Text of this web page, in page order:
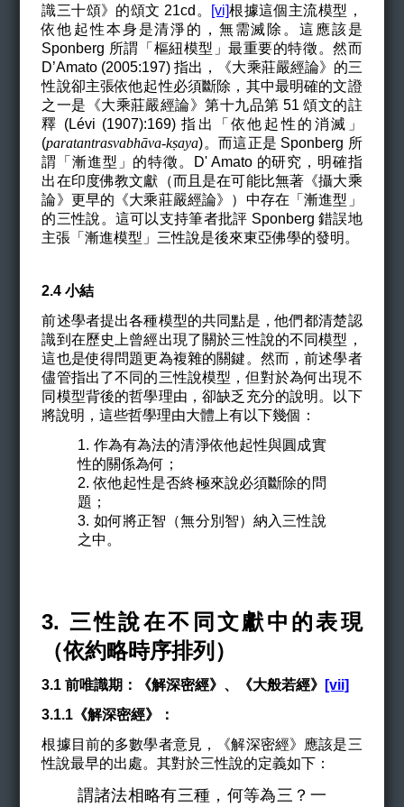
識三十頌》的頌文 21cd。
[vi]根據這個主流模型，
依他起性本身是清淨的，無需滅除。這應該是
Sponberg 所謂「樞紐模型」最重要的特徵。然而
D’Amato (2005:197) 指出，《大乘莊嚴經論》的三
性說卻主張依他起性必須斷除，其中最明確的文證
之一是《大乘莊嚴經論》第十九品第 51 頌文的註
釋 (Lévi (1907):169) 指出「依他起性的消滅」
(paratantrasvabhāva-kṣaya)。而這正是 Sponberg 所
謂「漸進型」的特徵。D' Amato 的研究，明確指
出在印度佛教文獻（而且是在可能比無著《攝大乘
論》更早的《大乘莊嚴經論》）中存在「漸進型」
的三性說。這可以支持筆者批評 Sponberg 錯誤地
主張「漸進模型」三性說是後來東亞佛學的發明。
2.4 小結
前述學者提出各種模型的共同點是，他們都清楚認
識到在歷史上曾經出現了關於三性說的不同模型，
這也是使得問題更為複雜的關鍵。然而，前述學者
儘管指出了不同的三性說模型，但對於為何出現不
同模型背後的哲學理由，卻缺乏充分的說明。以下
將說明，這些哲學理由大體上有以下幾個：
1. 作為有為法的清淨依他起性與圓成實
性的關係為何；
2. 依他起性是否終極來說必須斷除的問
題；
3. 如何將正智（無分別智）納入三性說
之中。
3. 三性說在不同文獻中的表現
（依約略時序排列）
3.1 前唯識期：《解深密經》、《大般若經》
[vii]
3.1.1《解深密經》：
根據目前的多數學者意見，《解深密經》應該是三
性說最早的出處。其對於三性說的定義如下：
謂諸法相略有三種，何等為三？一